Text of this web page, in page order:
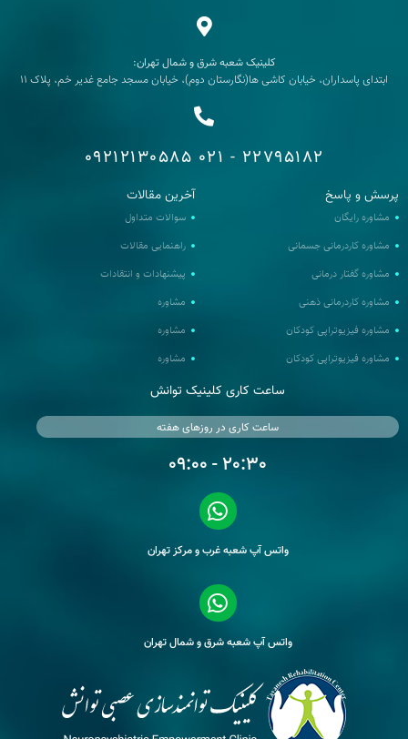
کلینیک شعبه شرق و شمال تهران:
ابتدای پاسداران، خیابان کاشی ها(نگارستان دوم)، خیابان مسجد جامع غدیر خم، پلاک 11
22795182 - 021
09212130585
پرسش و پاسخ
مشاوره رایگان
مشاوره کاردرمانی جسمانی
مشاوره گفتار درمانی
مشاوره کاردرمانی ذهنی
مشاوره فیزیوتراپی کودکان
مشاوره فیزیوتراپی کودکان
آخرین مقالات
سوالات متداول
راهنمایی مقالات
پیشنهادات و انتقادات
مشاوره
مشاوره
مشاوره
ساعت کاری کلینیک توانش
ساعت کاری در روزهای هفته
20:30 - 09:00
واتس آپ شعبه غرب و مرکز تهران
واتس آپ شعبه شرق و شمال تهران